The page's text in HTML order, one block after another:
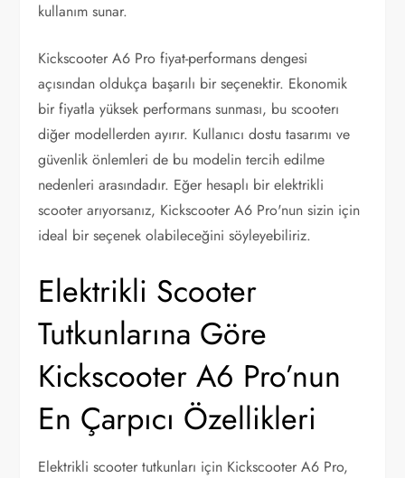
kullanım sunar.
Kickscooter A6 Pro fiyat-performans dengesi
açısından oldukça başarılı bir seçenektir. Ekonomik
bir fiyatla yüksek performans sunması, bu scooterı
diğer modellerden ayırır. Kullanıcı dostu tasarımı ve
güvenlik önlemleri de bu modelin tercih edilme
nedenleri arasındadır. Eğer hesaplı bir elektrikli
scooter arıyorsanız, Kickscooter A6 Pro'nun sizin için
ideal bir seçenek olabileceğini söyleyebiliriz.
Elektrikli Scooter
Tutkunlarına Göre
Kickscooter A6 Pro’nun
En Çarpıcı Özellikleri
Elektrikli scooter tutkunları için Kickscooter A6 Pro,